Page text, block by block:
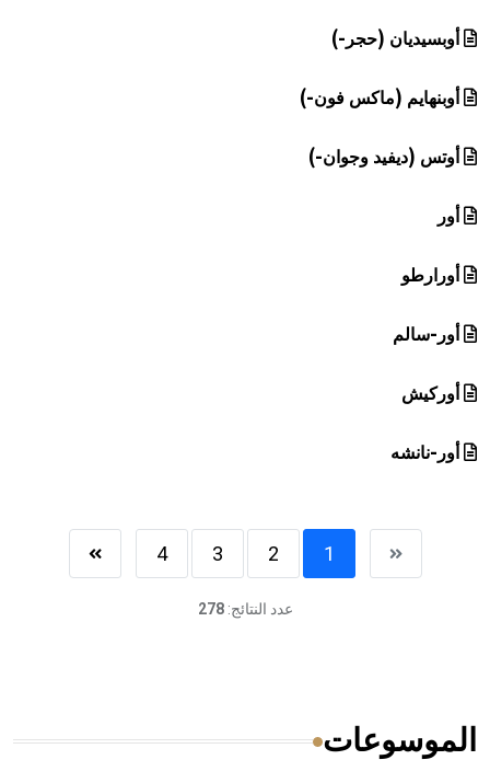
أوبسيديان (حجر-)
أوبنهايم (ماكس فون-)
أوتس (ديفيد وجوان-)
أور
أورارطو
أور-سالم
أوركيش
أور-نانشه
1
2
3
4
عدد النتائج:278
الموسوعات